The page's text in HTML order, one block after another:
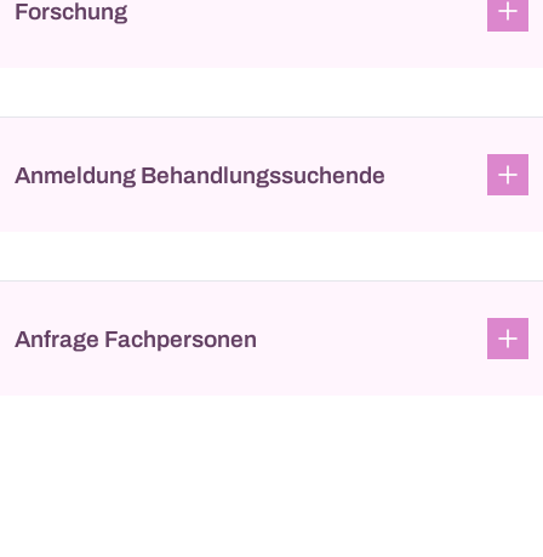
Forschung
Anmeldung Behandlungssuchende
Anfrage Fachpersonen